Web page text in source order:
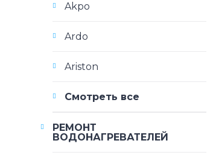
Akpo
Ardo
Ariston
Смотреть все
РЕМОНТ
ВОДОНАГРЕВАТЕЛЕЙ